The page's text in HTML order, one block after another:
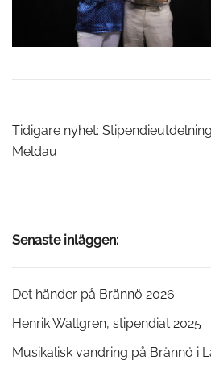
Inläggsnavigering
Tidigare nyhet:
Meldau
Senaste inläggen:
Det händer på Brännö 2026
Henrik Wallgren, stipendiat 2025
Musikalisk vandring på Brännö i